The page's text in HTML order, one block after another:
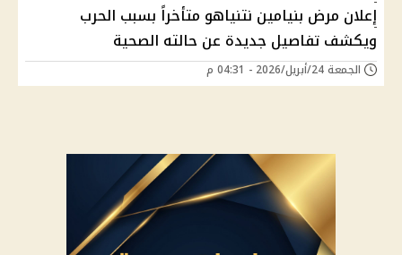
إعلان مرض بنيامين نتنياهو متأخراً بسبب الحرب
ويكشف تفاصيل جديدة عن حالته الصحية
الجمعة 24/أبريل/2026 - 04:31 م